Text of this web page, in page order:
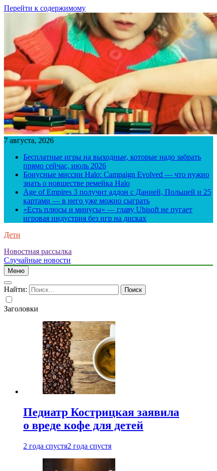
Перейти к содержимому
7 августа, 2026
Бесплатные игры на выходные, которые надо забрать
прямо сейчас, июль 2026
Бонусные миссии Halo: Campaign Evolved — что нужно
знать о новшестве ремейка Halo
Age of Empires 3 получит аддон с Данией, Польшей и 25
картами — в него уже можно сыграть
«Есть плюсы и минусы» — главу Ubisoft не пугает
игровая индустрия без игр на дисках
Дети
Новостная рассылка
Случайные новости
Меню
Найти:
Заголовки
Педиатр Кострицкая заявила
о вреде кофе для детей
2 года спустя2 года спустя